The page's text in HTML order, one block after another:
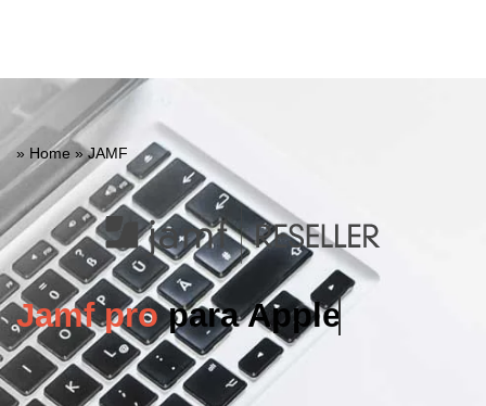
» Home »JAMF
Jamf propara Apple